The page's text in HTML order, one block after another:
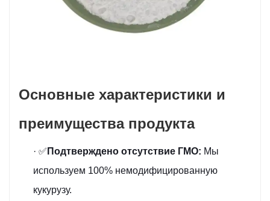
Основные характеристики и
преимущества продукта
· ✅ Подтверждено отсутствие ГМО: Мы
используем 100% немодифицированную
кукурузу.